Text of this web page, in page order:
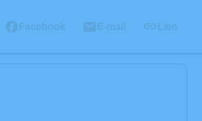
Facebook E-mail Lien